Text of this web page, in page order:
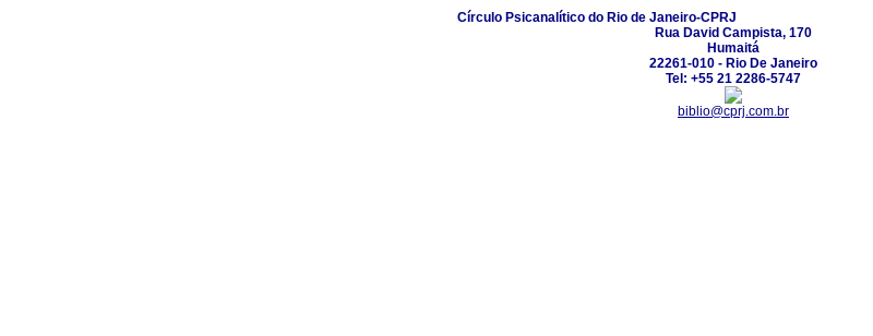
Círculo Psicanalítico do Rio de Janeiro-CPRJ
Rua David Campista, 170
Humaitá
22261-010 - Rio De Janeiro
Tel: +55 21 2286-5747
biblio@cprj.com.br